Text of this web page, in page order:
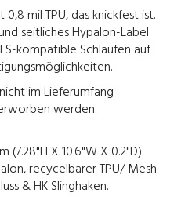
mil TPU, das knickfest ist.
seitliches Hypalon-Label
kompatible Schlaufen auf
im Lieferumfang
werden.
(7.28"H X 10.6"W X 0.2"D)
recycelbarer TPU/ Mesh-
& HK Slinghaken.